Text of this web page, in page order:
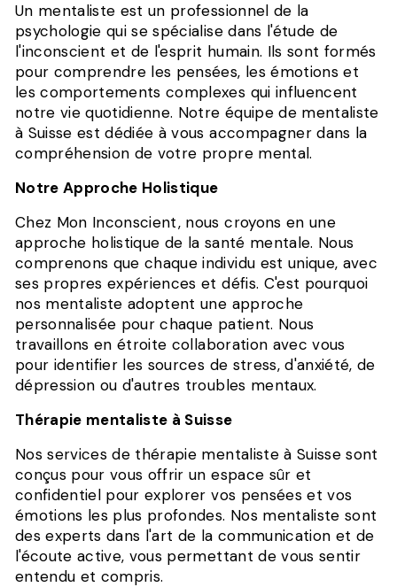
Un mentaliste est un professionnel de la
psychologie qui se spécialise dans l'étude de
l'inconscient et de l'esprit humain. Ils sont formés
pour comprendre les pensées, les émotions et
les comportements complexes qui influencent
notre vie quotidienne. Notre équipe de mentaliste
à Suisse est dédiée à vous accompagner dans la
compréhension de votre propre mental.
Notre Approche Holistique
Chez Mon Inconscient, nous croyons en une
approche holistique de la santé mentale. Nous
comprenons que chaque individu est unique, avec
ses propres expériences et défis. C'est pourquoi
nos mentaliste adoptent une approche
personnalisée pour chaque patient. Nous
travaillons en étroite collaboration avec vous
pour identifier les sources de stress, d'anxiété, de
dépression ou d'autres troubles mentaux.
Thérapie mentaliste à Suisse
Nos services de thérapie mentaliste à Suisse sont
conçus pour vous offrir un espace sûr et
confidentiel pour explorer vos pensées et vos
émotions les plus profondes. Nos mentaliste sont
des experts dans l'art de la communication et de
l'écoute active, vous permettant de vous sentir
entendu et compris.